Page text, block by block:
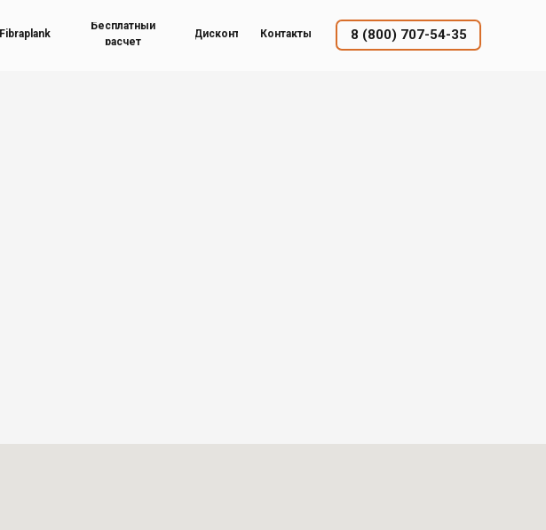
8 (800) 707-54-35
Бесплатный
расчет
Контакты
Дисконт
Fibraplank